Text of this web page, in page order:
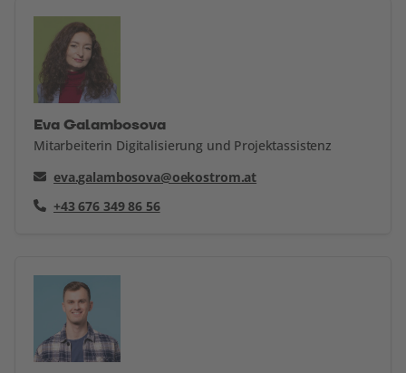
Eva Galambosova
Mitarbeiterin Digitalisierung und Projektassistenz
eva.galambosova@oekostrom.at
+43 676 349 86 56